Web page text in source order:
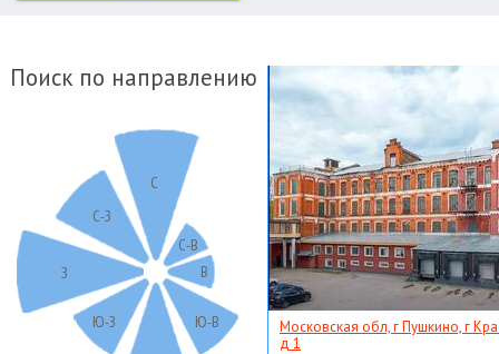
Поиск по направлению
С
С-В
В
Ю-В
Ю-З
З
С-З
Московская обл, г Пушкино, г
д 1